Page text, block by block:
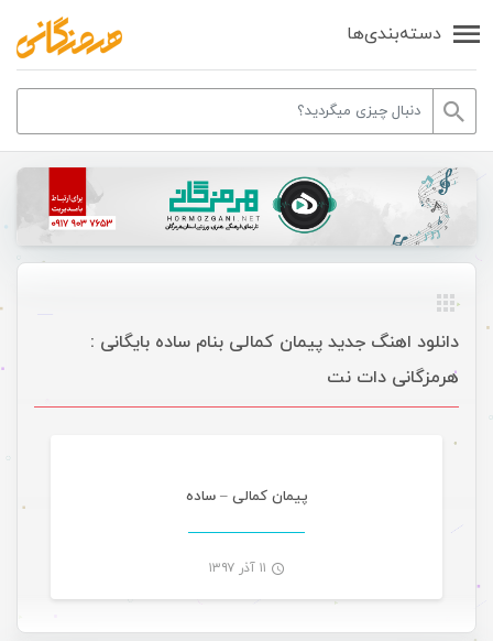
دسته‌بندی‌ها
دانلود اهنگ جدید پیمان کمالی بنام ساده بایگانی :
هرمزگانی دات نت
پیمان کمالی – ساده
۱۱ آذر ۱۳۹۷